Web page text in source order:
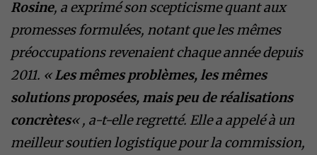
Rosine, a exprimé son scepticisme quant aux
promesses formulées, notant que les mêmes
préoccupations revenaient chaque année depuis
2011. «Les mêmes problèmes, les mêmes
solutions proposées, mais peu de réalisations
concrètes« , a-t-elle regretté. Elle a appelé à un
meilleur soutien logistique pour la commission,